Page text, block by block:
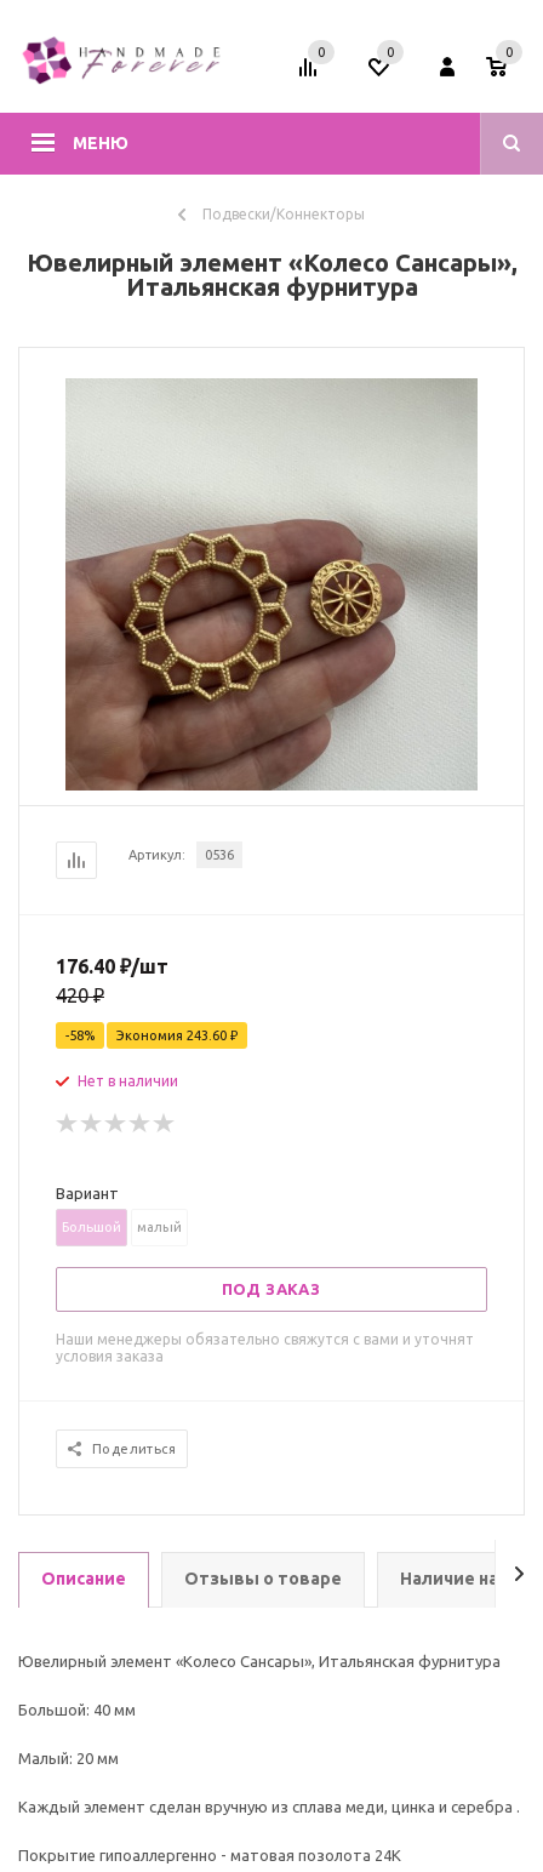
МЕНЮ
0 0 0
Подвески/Коннекторы
Ювелирный элемент «Колесо Сансары»,
Итальянская фурнитура
Артикул: 0536
176.40 ₽/шт
420₽
-58% Экономия 243.60 ₽
Нет в наличии
Вариант
Большой малый
ПОД ЗАКАЗ
Наши менеджеры обязательно свяжутся с вами и уточнят
условия заказа
Поделиться
Описание Отзывы о товаре Наличие на
Ювелирный элемент «Колесо Сансары», Итальянская фурнитура
Большой: 40 мм
Малый: 20 мм
Каждый элемент сделан вручную из сплава меди, цинка и серебра .
Покрытие гипоаллергенно - матовая позолота 24К